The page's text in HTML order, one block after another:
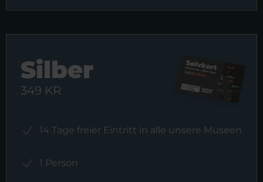
Silber
349 KR
14 Tage freier Eintritt in alle unsere Museen
1 Person